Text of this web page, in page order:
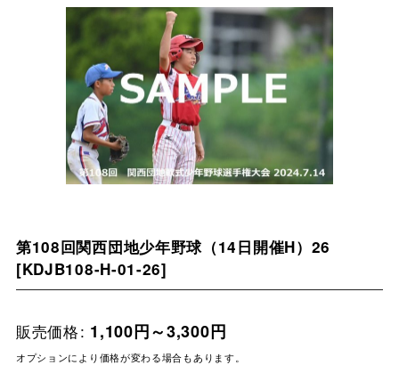
第108回関西団地少年野球（14日開催H）26
[KDJB108-H-01-26]
販売価格: 1,100円～3,300円
オプションにより価格が変わる場合もあります。